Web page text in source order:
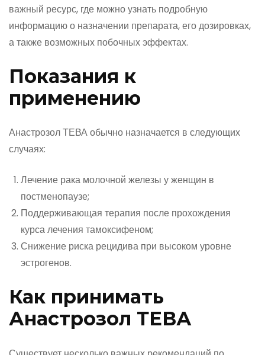
важный ресурс, где можно узнать подробную
информацию о назначении препарата, его дозировках,
а также возможных побочных эффектах.
Показания к
применению
Анастрозол ТЕВА обычно назначается в следующих
случаях:
Лечение рака молочной железы у женщин в
постменопаузе;
Поддерживающая терапия после прохождения
курса лечения тамоксифеном;
Снижение риска рецидива при высоком уровне
эстрогенов.
Как принимать
Анастрозол ТЕВА